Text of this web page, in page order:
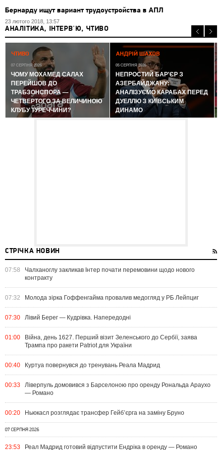
Бернарду ищут вариант трудоустройства в АПЛ
23 лютого 2018, 13:57
АНАЛІТИКА, ІНТЕРВ'Ю, ЧТИВО
ЧТИВО
07 СЕРПНЯ 2026
ЧОМУ МОХАМЕД САЛАХ
ПЕРЕЙШОВ ДО
ТРАБЗОНСПОРА —
ЧЕТВЕРТОГО ЗА ВЕЛИЧИНОЮ
КЛУБУ ТУРЕЧЧИНИ?
АНДРІЙ ШАХОВ
05 СЕРПНЯ 2026
НЕПРОСТИЙ БАР'ЄР З
АЗЕРБАЙДЖАНУ:
АНАЛІЗУЄМО КАРАБАХ ПЕРЕД
ДУЕЛЛЮ З КИЇВСЬКИМ
ДИНАМО
СТРІЧКА НОВИН
07:58
Чалханоглу закликав Інтер почати перемовини щодо нового
контракту
07:32 Молода зірка Гоффенгайма провалив медогляд у РБ Лейпциг
07:30 Лівий Берег — Кудрівка. Напередодні
01:00
Війна, день 1627. Перший візит Зеленського до Сербії, заява
Трампа про ракети Patriot для України
00:40 Куртуа повернувся до тренувань Реала Мадрид
00:33
Ліверпуль домовився з Барселоною про оренду Рональда Араухо
— Романо
00:20 Ньюкасл розглядає трансфер Гейб’єрга на заміну Бруно
07 СЕРПНЯ 2026
23:53 Реал Мадрид готовий відпустити Ендріка в оренду — Романо